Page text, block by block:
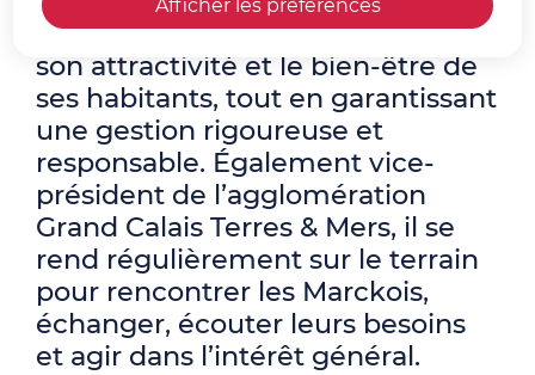
Afficher les préférences
développement de la commune,
son attractivité et le bien-être de
ses habitants, tout en garantissant
une gestion rigoureuse et
responsable. Également vice-
président de l’agglomération
Grand Calais Terres & Mers, il se
rend régulièrement sur le terrain
pour rencontrer les Marckois,
échanger, écouter leurs besoins
et agir dans l’intérêt général.